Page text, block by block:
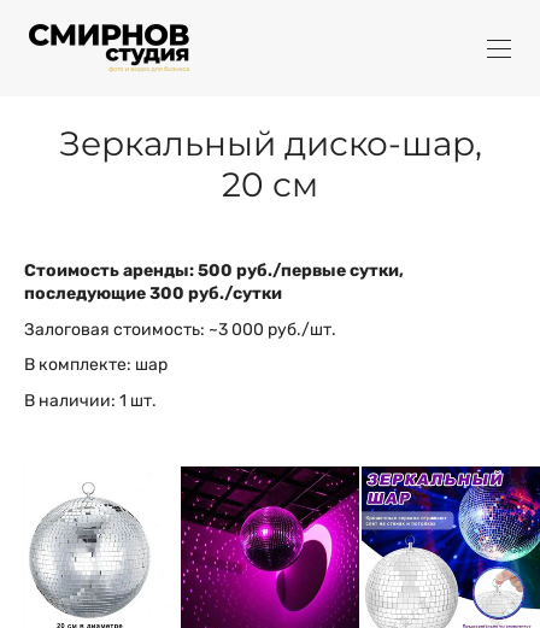
Зеркальный диско-шар,
20 см
Стоимость аренды: 500 руб./первые сутки,
последующие 300 руб./сутки
Залоговая стоимость: ~3 000 руб./шт.
В комплекте: шар
В наличии: 1 шт.